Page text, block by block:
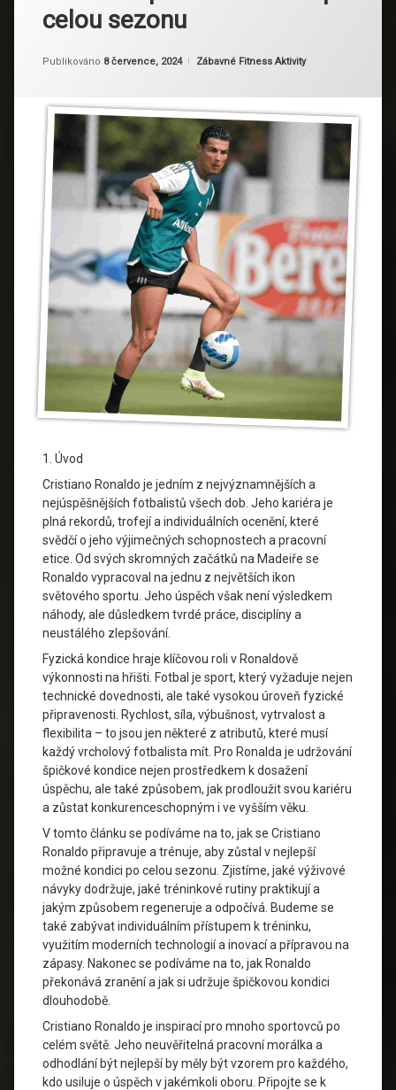
celou sezonu
Publikováno 8 července, 2024
Aktualizováno 8 července, 2024
Od Ruby
Kategorie:
Zábavné Fitness Aktivity
1. Úvod
Cristiano Ronaldo je jedním z nejvýznamnějších a
nejúspěšnějších fotbalistů všech dob. Jeho kariéra je
plná rekordů, trofejí a individuálních ocenění, které
svědčí o jeho výjimečných schopnostech a pracovní
etice. Od svých skromných začátků na Madeiře se
Ronaldo vypracoval na jednu z největších ikon
světového sportu. Jeho úspěch však není výsledkem
náhody, ale důsledkem tvrdé práce, disciplíny a
neustálého zlepšování.
Fyzická kondice hraje klíčovou roli v Ronaldově
výkonnosti na hřišti. Fotbal je sport, který vyžaduje nejen
technické dovednosti, ale také vysokou úroveň fyzické
připravenosti. Rychlost, síla, výbušnost, vytrvalost a
flexibilita – to jsou jen některé z atributů, které musí
každý vrcholový fotbalista mít. Pro Ronalda je udržování
špičkové kondice nejen prostředkem k dosažení
úspěchu, ale také způsobem, jak prodloužit svou kariéru
a zůstat konkurenceschopným i ve vyšším věku.
V tomto článku se podíváme na to, jak se Cristiano
Ronaldo připravuje a trénuje, aby zůstal v nejlepší
možné kondici po celou sezonu. Zjistíme, jaké výživové
návyky dodržuje, jaké tréninkové rutiny praktikují a
jakým způsobem regeneruje a odpočívá. Budeme se
také zabývat individuálním přístupem k tréninku,
využitím moderních technologií a inovací a přípravou na
zápasy. Nakonec se podíváme na to, jak Ronaldo
překonává zranění a jak si udržuje špičkovou kondici
dlouhodobě.
Cristiano Ronaldo je inspirací pro mnoho sportovců po
celém světě. Jeho neuvěřitelná pracovní morálka a
odhodlání být nejlepší by měly být vzorem pro každého,
kdo usiluje o úspěch v jakémkoli oboru. Připojte se k